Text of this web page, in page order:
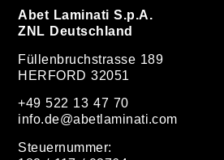
Abet Laminati S.p.A.
ZNL Deutschland
Füllenbruchstrasse 189
HERFORD 32051
+49 522 13 47 70
info.de@abetlaminati.com
Steuernummer: